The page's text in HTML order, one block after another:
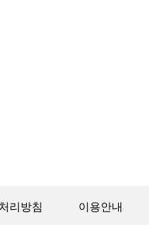
리방침 이용안내